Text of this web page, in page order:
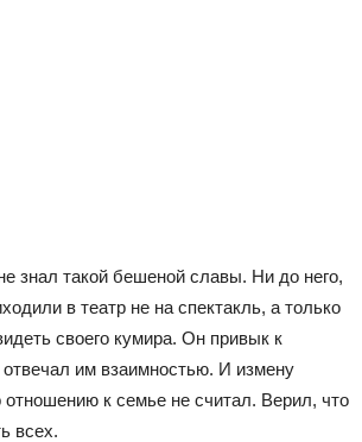
знал такой бешеной славы. Ни до него,
в театр не на спектакль, а только
своего кумира. Он привык к
им взаимностью. И измену
отношению к семье не считал. Верил, что
всех.